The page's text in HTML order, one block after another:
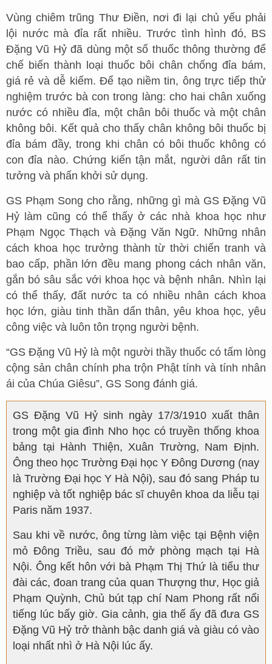
Vùng chiêm trũng Thư Điền, nơi đi lại chủ yếu phải
lội nước mà đỉa rất nhiều. Trước tình hình đó, BS
Đặng Vũ Hỷ đã dùng một số thuốc thông thường để
chế biến thành loại thuốc bôi chân chống đỉa bám,
giá rẻ và dễ kiếm. Để tạo niềm tin, ông trực tiếp thử
nghiệm trước bà con trong làng: cho hai chân xuống
nước có nhiều đỉa, một chân bôi thuốc và một chân
không bôi. Kết quả cho thấy chân không bôi thuốc bị
đỉa bám đầy, trong khi chân có bôi thuốc không có
con đỉa nào. Chứng kiến tận mắt, người dân rất tin
tưởng và phấn khởi sử dụng.
GS Phạm Song cho rằng, những gì mà GS Đặng Vũ
Hỷ làm cũng có thể thấy ở các nhà khoa học như
Phạm Ngọc Thạch và Đặng Văn Ngữ. Những nhân
cách khoa học trưởng thành từ thời chiến tranh và
bao cấp, phần lớn đều mang phong cách nhân văn,
gắn bó sâu sắc với khoa học và bệnh nhân. Nhìn lại
có thể thấy, đất nước ta có nhiều nhân cách khoa
học lớn, giàu tinh thần dấn thân, yêu khoa học, yêu
công việc và luôn tôn trọng người bệnh.
“GS Đặng Vũ Hỷ là một người thầy thuốc có tấm lòng
cộng sản chân chính pha trộn Phật tính và tính nhân
ái của Chúa Giêsu”, GS Song đánh giá.
GS Đặng Vũ Hỷ sinh ngày 17/3/1910 xuất thân
trong một gia đình Nho học có truyền thống khoa
bảng tại Hành Thiện, Xuân Trường, Nam Định.
Ông theo học Trường Đại học Y Đông Dương (nay
là Trường Đại học Y Hà Nội), sau đó sang Pháp tu
nghiệp và tốt nghiệp bác sĩ chuyên khoa da liễu tại
Paris năm 1937.
Sau khi về nước, ông từng làm việc tại Bệnh viện
mỏ Đông Triều, sau đó mở phòng mạch tại Hà
Nội. Ông kết hôn với bà Phạm Thị Thứ là tiểu thư
đài các, đoan trang của quan Thượng thư, Học giả
Phạm Quỳnh, Chủ bút tạp chí Nam Phong rất nổi
tiếng lúc bấy giờ. Gia cảnh, gia thế ấy đã đưa GS
Đặng Vũ Hỷ trở thành bậc danh giá và giàu có vào
loại nhất nhì ở Hà Nội lúc ấy.